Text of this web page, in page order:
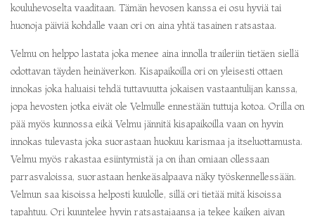
kouluhevoselta vaaditaan. Tämän hevosen kanssa ei osu hyviä tai
huonoja päiviä kohdalle vaan ori on aina yhtä tasainen ratsastaa.
Velmu on helppo lastata joka menee aina innolla traileriin tietäen siellä
odottavan täyden heinäverkon. Kisapaikoilla ori on yleisesti ottaen
innokas joka haluaisi tehdä tuttavuutta jokaisen vastaantulijan kanssa,
jopa hevosten jotka eivät ole Velmulle ennestään tuttuja kotoa. Orilla on
pää myös kunnossa eikä Velmu jännitä kisapaikoilla vaan on hyvin
innokas tulevasta joka suorastaan huokuu karismaa ja itseluottamusta.
Velmu myös rakastaa esiintymistä ja on ihan omiaan ollessaan
parrasvaloissa, suorastaan henkeäsalpaava näky työskennellessään.
Velmun saa kisoissa helposti kuulolle, sillä ori tietää mitä kisoissa
tapahtuu. Ori kuuntelee hyvin ratsastajaansa ja tekee kaiken aivan